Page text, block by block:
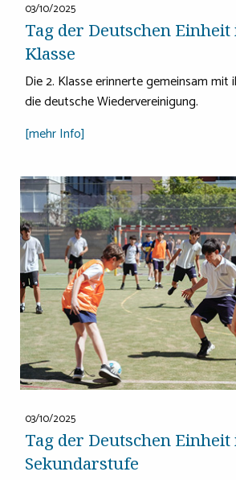
03/10/2025
Tag der Deutschen Einheit
Klasse
Die 2. Klasse erinnerte gemeinsam mit
die deutsche Wiedervereinigung.
[mehr Info]
03/10/2025
Tag der Deutschen
Sekundarstufe